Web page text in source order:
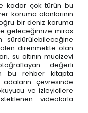
kadar çok türün bu
koruma alanlarının
bir deniz koruma
geleceğimize miras
sürdürülebileceğine
direnmekte olan
su altının mucizevi
değerli
bu rehber kitapta
çevresinde
ve izleyicilere
videolarla